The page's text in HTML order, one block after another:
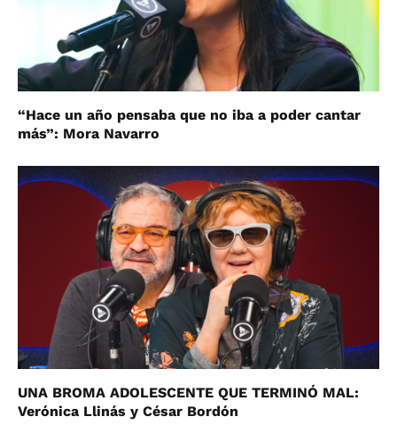
“Hace un año pensaba que no iba a poder cantar
más”: Mora Navarro
UNA BROMA ADOLESCENTE QUE TERMINÓ MAL:
Verónica Llinás y César Bordón